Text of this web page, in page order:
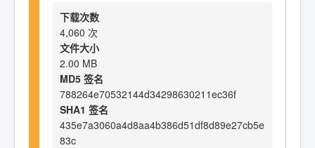
下载次数
4,060 次
文件大小
2.00 MB
MD5 签名
788264e70532144d34298630211ec36f
SHA1 签名
435e7a3060a4d8aa4b386d51df8d89e27cb5e
83c